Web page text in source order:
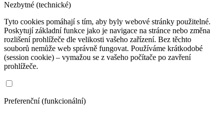
Nezbytné (technické)
Tyto cookies pomáhají s tím, aby byly webové stránky použitelné.
Poskytují základní funkce jako je navigace na stránce nebo změna
rozlišení prohlížeče dle velikosti vašeho zařízení. Bez těchto
souborů nemůže web správně fungovat. Používáme krátkodobé
(session cookie) – vymažou se z vašeho počítače po zavření
prohlížeče.
Preferenční (funkcionální)